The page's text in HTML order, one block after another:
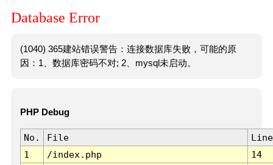
Database Error
(1040) 365建站错误警告：连接数据库失败，可能的原
因：1、数据库密码不对; 2、mysql未启动。
PHP Debug
No. File
Line
1
/index.php 14